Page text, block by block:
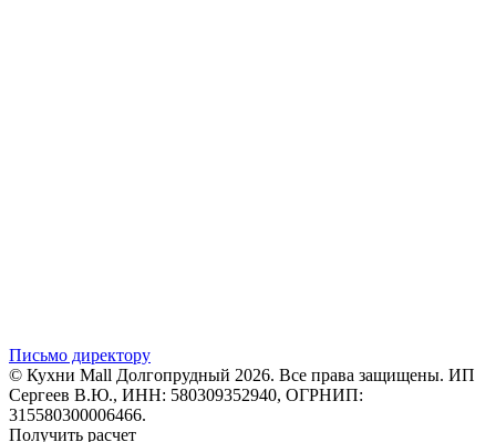
Письмо директору
© Кухни Mall Долгопрудный 2026. Все права защищены. ИП
Сергеев В.Ю., ИНН: 580309352940, ОГРНИП:
315580300006466.
Получить расчет